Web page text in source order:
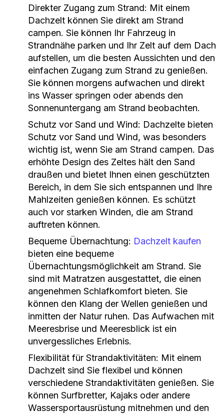
Direkter Zugang zum Strand: Mit einem
Dachzelt können Sie direkt am Strand
campen. Sie können Ihr Fahrzeug in
Strandnähe parken und Ihr Zelt auf dem Dach
aufstellen, um die besten Aussichten und den
einfachen Zugang zum Strand zu genießen.
Sie können morgens aufwachen und direkt
ins Wasser springen oder abends den
Sonnenuntergang am Strand beobachten.
Schutz vor Sand und Wind: Dachzelte bieten
Schutz vor Sand und Wind, was besonders
wichtig ist, wenn Sie am Strand campen. Das
erhöhte Design des Zeltes hält den Sand
draußen und bietet Ihnen einen geschützten
Bereich, in dem Sie sich entspannen und Ihre
Mahlzeiten genießen können. Es schützt
auch vor starken Winden, die am Strand
auftreten können.
Bequeme Übernachtung: Dachzelt kaufen
bieten eine bequeme
Übernachtungsmöglichkeit am Strand. Sie
sind mit Matratzen ausgestattet, die einen
angenehmen Schlafkomfort bieten. Sie
können den Klang der Wellen genießen und
inmitten der Natur ruhen. Das Aufwachen mit
Meeresbrise und Meeresblick ist ein
unvergessliches Erlebnis.
Flexibilität für Strandaktivitäten: Mit einem
Dachzelt sind Sie flexibel und können
verschiedene Strandaktivitäten genießen. Sie
können Surfbretter, Kajaks oder andere
Wassersportausrüstung mitnehmen und den